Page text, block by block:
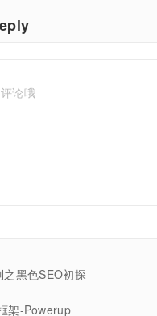
论哦
黑色SEO初探
架-Powerup